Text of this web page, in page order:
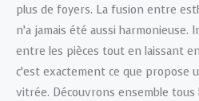
plus de foyers. La fusion entre
n’a jamais été aussi harmonieuse.
entre les pièces tout en laissant
c’est exactement ce que propose
vitrée. Découvrons ensemble tous